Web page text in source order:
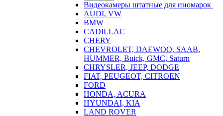
Видеокамеры штатные для иномарок
AUDI, VW
BMW
CADILLAC
CHERY
CHEVROLET, DAEWOO, SAAB,
HUMMER, Buick, GMC, Saturn
CHRYSLER, JEEP, DODGE
FIAT, PEUGEOT, CITROEN
FORD
HONDA, ACURA
HYUNDAI, KIA
LAND ROVER